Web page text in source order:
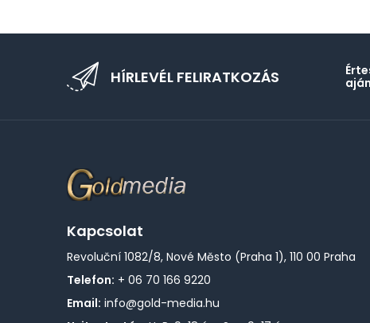
HÍRLEVÉL FELIRATKOZÁS
Kapcsolat
Revoluční 1082/8, Nové Město (Praha 1), 110 00 Praha
Telefon: + 06 70 166 9220
Email: info@gold-media.hu